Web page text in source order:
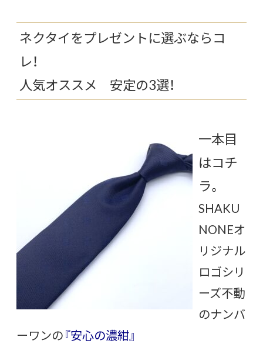
ネクタイをプレゼントに選ぶならコ
レ！
人気オススメ 安定の3選！
一本目
はコチ
ラ。
SHAKU
NONEオ
リジナル
ロゴシリ
ーズ不動
のナンバ
ーワンの『安心の濃紺』